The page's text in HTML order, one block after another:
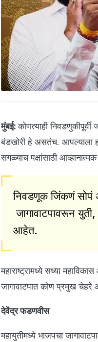
मुंबई: कोणत्याही निवडणुकीपूर्वी
बंडखोरी हे असतंच. आपल्याला
सगळ्याच पक्षांसाठी
निवडणूक जिंकणं सोपं
जागावाटपावरून
आहेत.
महाराष्ट्रामध्ये सध्या
जागावाटपात कोण प्रमुख चेहरे
देवेंद्र फडणवीस
महायुतीमध्ये भाजपचा